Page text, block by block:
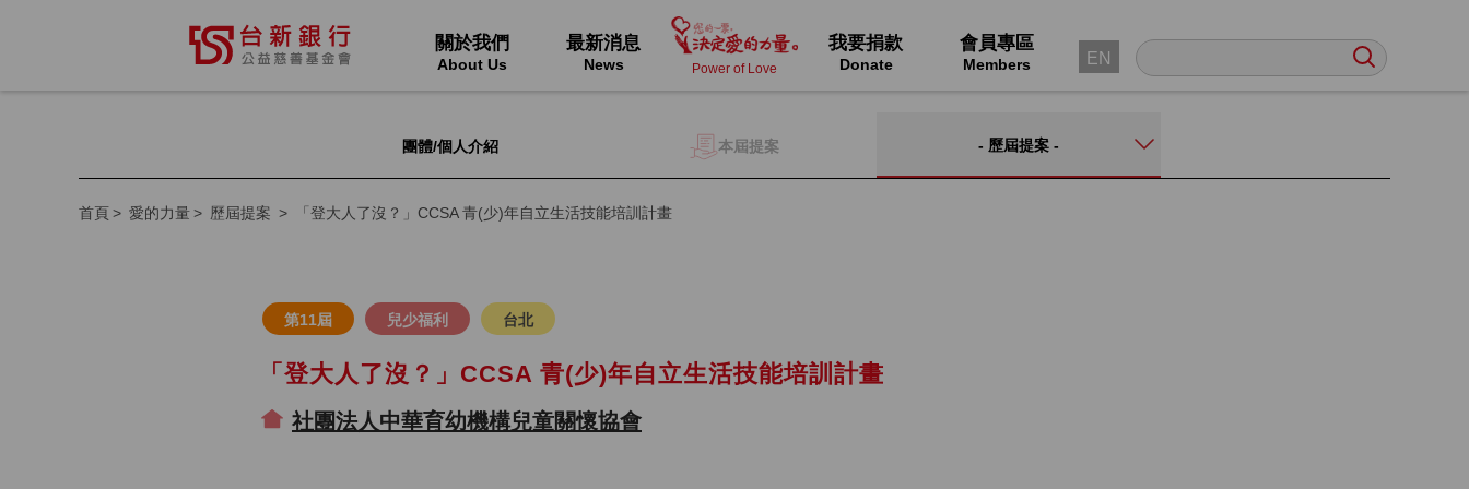
關於我們
About Us
最新消息
News Power of Love
我要捐款
Donate
會員專區
Members EN
團體/個人介紹 本屆提案 - 歷屆提案 -
首頁 愛的力量 歷屆提案 「登大人了沒？」CCSA 青(少)年自立生活技能培訓計畫
第11屆 兒少福利 台北
「登大人了沒？」CCSA 青(少)年自立生活技能培訓計畫
社團法人中華育幼機構兒童關懷協會